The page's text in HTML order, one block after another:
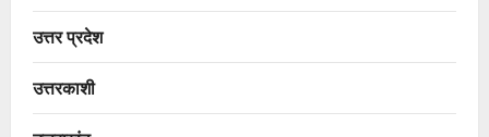
उत्तर प्रदेश
उत्तरकाशी